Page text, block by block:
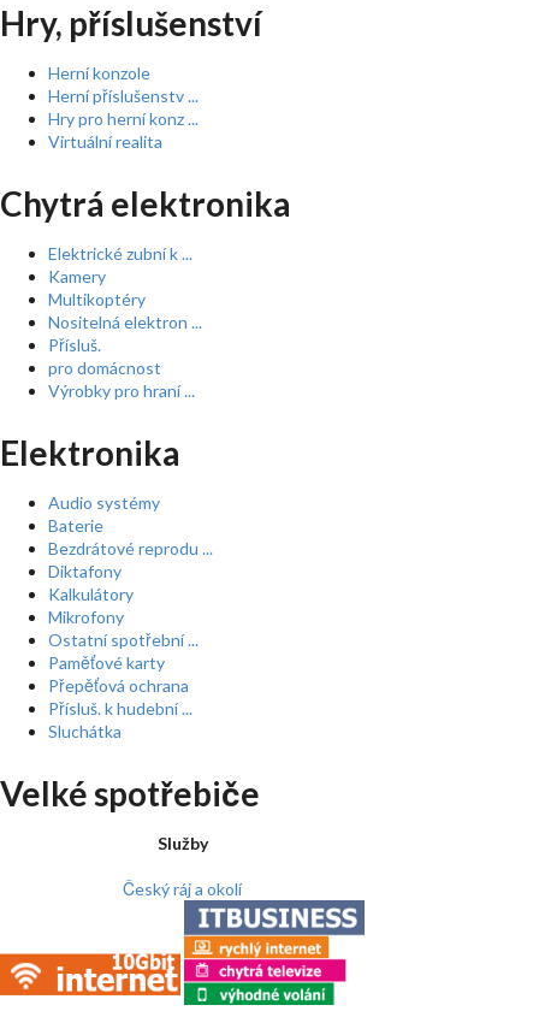
Hry, příslušenství
Herní konzole
Herní příslušenstv ...
Hry pro herní konz ...
Virtuální realita
Chytrá elektronika
Elektrické zubní k ...
Kamery
Multikoptéry
Nositelná elektron ...
Přísluš.
pro domácnost
Výrobky pro hraní ...
Elektronika
Audio systémy
Baterie
Bezdrátové reprodu ...
Diktafony
Kalkulátory
Mikrofony
Ostatní spotřební ...
Paměťové karty
Přepěťová ochrana
Přísluš. k hudební ...
Sluchátka
Velké spotřebiče
Služby
Český ráj a okolí